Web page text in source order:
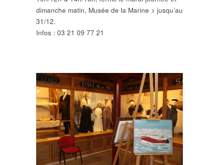
dimanche matin, Musée de la Marine > jusqu’au
31/12.
Infos : 03 21 09 77 21